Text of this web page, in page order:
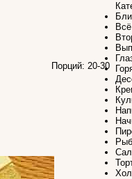
Порций: 20-30